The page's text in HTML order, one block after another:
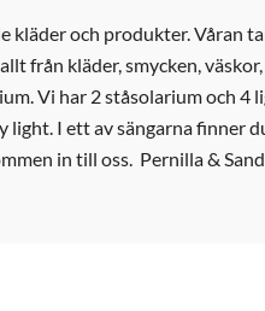
och produkter. Våran
från kläder, smycken,
Vi har 2 ståsolarium och 4
I ett av sängarna finner
in till oss. Pernilla &